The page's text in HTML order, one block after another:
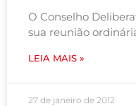
O Conselho
sua reunião
LEIA MAIS »
27 de janeiro de 2012